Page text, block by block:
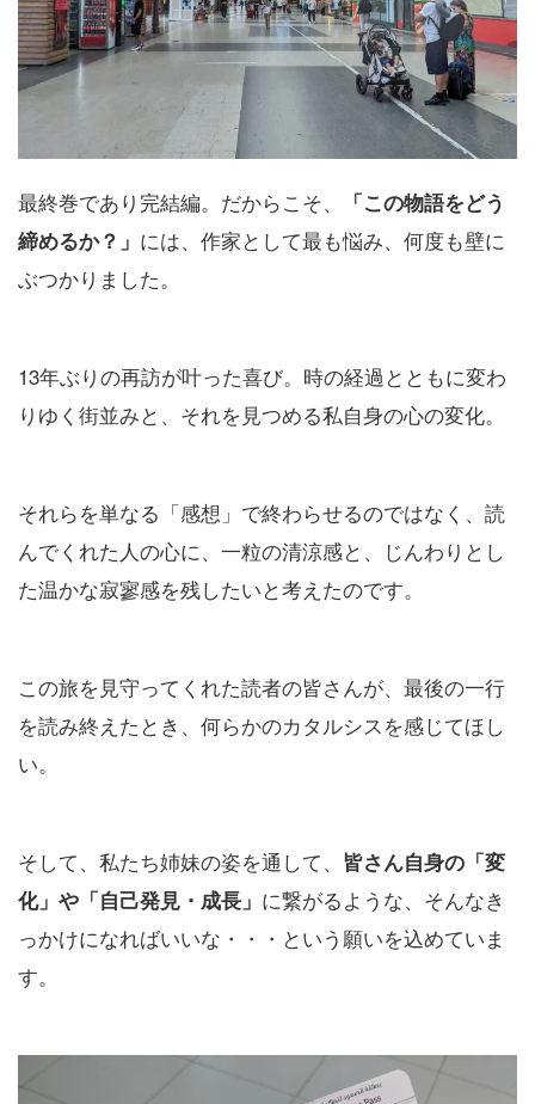
最終巻であり完結編。だからこそ、
「この物語をどう
締めるか？」 には、作家として最も悩み、何度も壁に
ぶつかりました。
13年ぶりの再訪が叶った喜び。時の経過とともに変わ
りゆく街並みと、それを見つめる私自身の心の変化。
それらを単なる「感想」で終わらせるのではなく、読
んでくれた人の心に、一粒の清涼感と、じんわりとし
た温かな寂寥感を残したいと考えたのです。
この旅を見守ってくれた読者の皆さんが、最後の一行
を読み終えたとき、何らかのカタルシスを感じてほし
い。
そして、私たち姉妹の姿を通して、 皆さん自身の「変
化」や「自己発見・成長」 に繋がるような、そんなき
っかけになればいいな・・・という願いを込めていま
す。